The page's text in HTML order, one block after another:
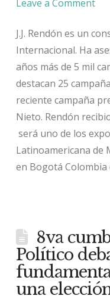
Leave a Comment
J.J. Rendón es un
Internacional. Ha
años más de 5 mil
destacan 25
reciente campaña
Nieto. Rendón
será uno de los
Latinoamericana de
en Bogotá Colombia
8va
Político
una